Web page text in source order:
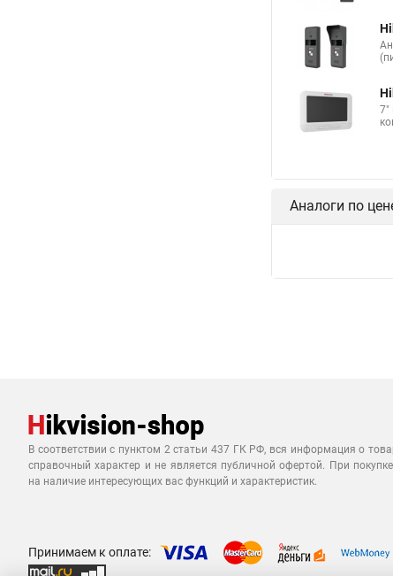
7"
Аналоги по
В соответствии с пунктом 2 статьи 437 ГК РФ, вся информация о
справочный характер и не является публичной офертой. При
на наличие интересующих вас функций и характеристик.
Принимаем к оплате: